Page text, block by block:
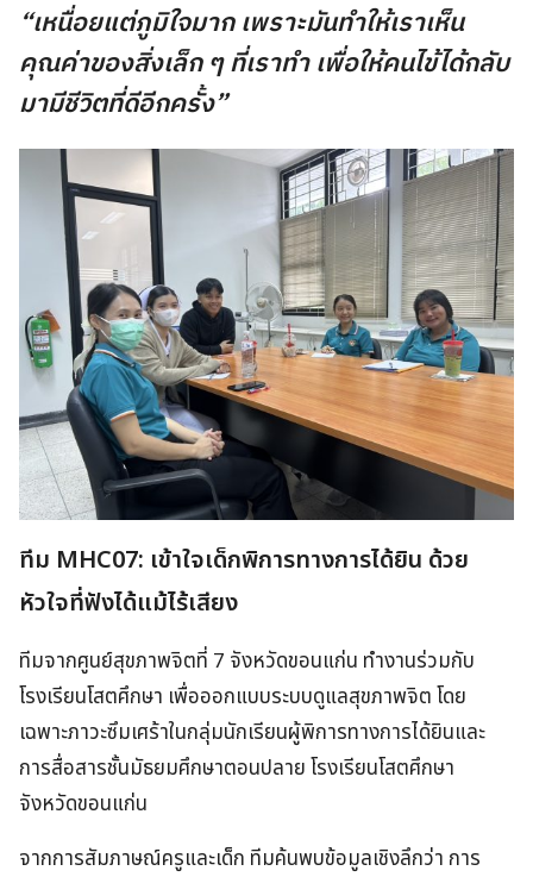
“เหนื่อยแต่ภูมิใจมาก เพราะมันทำให้เราเห็น
คุณค่าของสิ่งเล็ก ๆ ที่เราทำ เพื่อให้คนไข้ได้กลับ
มามีชีวิตที่ดีอีกครั้ง”
ทีม MHC07: เข้าใจเด็กพิการทางการได้ยิน ด้วย
หัวใจที่ฟังได้แม้ไร้เสียง
ทีมจากศูนย์สุขภาพจิตที่ 7 จังหวัดขอนแก่น ทำงานร่วมกับ
โรงเรียนโสตศึกษา เพื่อออกแบบระบบดูแลสุขภาพจิต โดย
เฉพาะภาวะซึมเศร้าในกลุ่มนักเรียนผู้พิการทางการได้ยินและ
การสื่อสารชั้นมัธยมศึกษาตอนปลาย โรงเรียนโสตศึกษา
จังหวัดขอนแก่น
จากการสัมภาษณ์ครูและเด็ก ทีมค้นพบข้อมูลเชิงลึกว่า การ